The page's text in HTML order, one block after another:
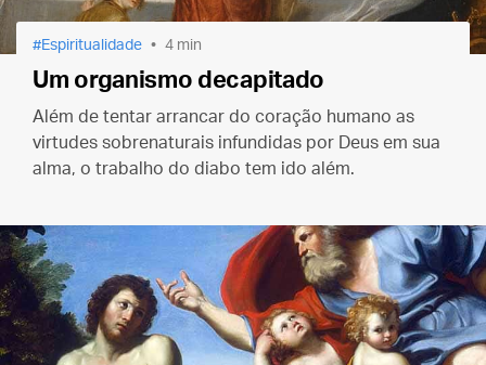
Espiritualidade 4 min
Um organismo decapitado
Além de tentar arrancar do coração humano as
virtudes sobrenaturais infundidas por Deus em sua
alma, o trabalho do diabo tem ido além.